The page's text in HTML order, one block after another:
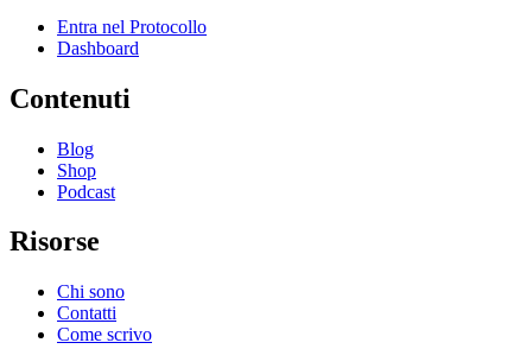
Entra nel Protocollo
Dashboard
Contenuti
Blog
Shop
Podcast
Risorse
Chi sono
Contatti
Come scrivo